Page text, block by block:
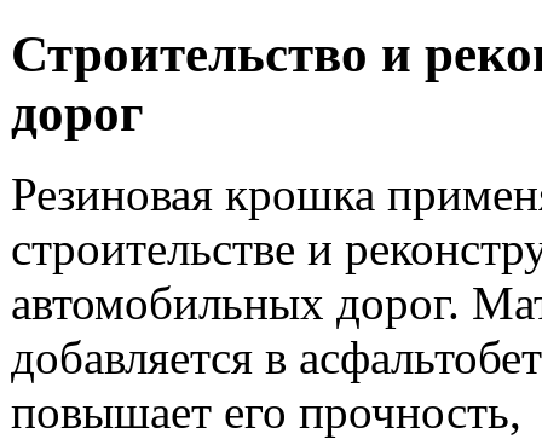
Строительство и
дорог
Резиновая крошка
строительстве и
автомобильных дорог.
добавляется в
повышает его прочность,